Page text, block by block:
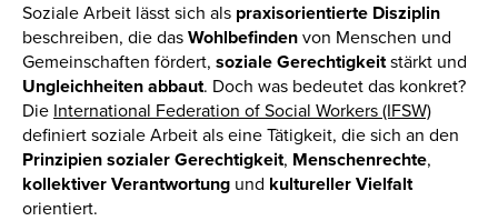
Soziale Arbeit lässt sich als praxisorientierte Disziplin
beschreiben, die das Wohlbefinden von Menschen und
Gemeinschaften fördert, soziale Gerechtigkeitstärkt und
Ungleichheiten abbaut. Doch was bedeutet das konkret?
Die International Federation of Social Workers (IFSW)
definiert soziale Arbeit als eine Tätigkeit, die sich an den
Prinzipien sozialer Gerechtigkeit, Menschenrechte,
kollektiver Verantwortung und kultureller Vielfalt
orientiert.